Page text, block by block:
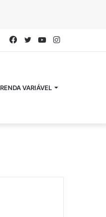
YouTube
Twitter
Facebook
RENDA VARIÁVEL